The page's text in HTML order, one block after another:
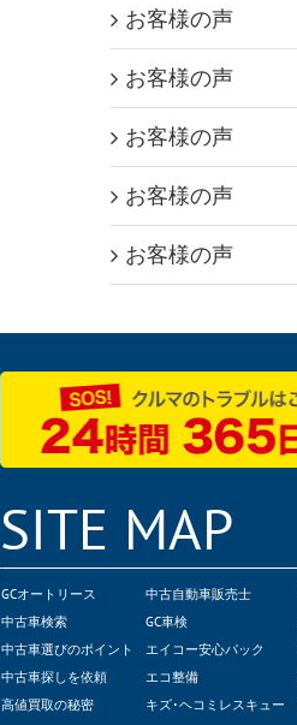
お客様の声
お客様の声
お客様の声
お客様の声
お客様の声
SITE MAP
GCオートリース
中古車検索
中古車選びのポイント
中古車探しを依頼
高値買取の秘密
中古自動車販売士
GC車検
エイコー安心パック
エコ整備
キズ･ヘコミレスキュー